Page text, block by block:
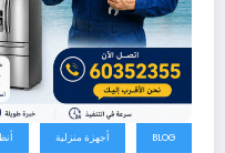
BLOG أجهزة منزلية